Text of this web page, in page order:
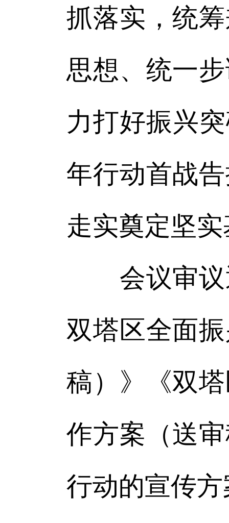
抓落实，统
思想、统一
力打好振兴
年行动首战
走实奠定坚
会议审议
双塔区全面
稿）》《双
作方案（送
行动的宣传